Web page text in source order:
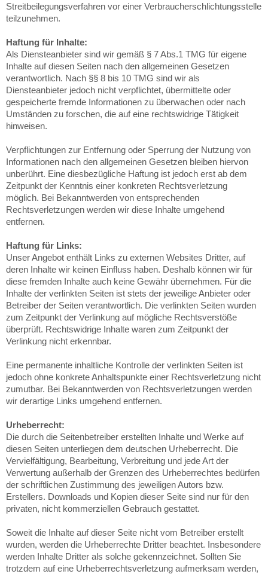
Streitbeilegungsverfahren vor einer Verbraucherschlichtungsstelle
teilzunehmen.
Haftung für Inhalte:
Als Diensteanbieter sind wir gemäß § 7 Abs.1 TMG für eigene
Inhalte auf diesen Seiten nach den allgemeinen Gesetzen
verantwortlich. Nach §§ 8 bis 10 TMG sind wir als
Diensteanbieter jedoch nicht verpflichtet, übermittelte oder
gespeicherte fremde Informationen zu überwachen oder nach
Umständen zu forschen, die auf eine rechtswidrige Tätigkeit
hinweisen.
Verpflichtungen zur Entfernung oder Sperrung der Nutzung von
Informationen nach den allgemeinen Gesetzen bleiben hiervon
unberührt. Eine diesbezügliche Haftung ist jedoch erst ab dem
Zeitpunkt der Kenntnis einer konkreten Rechtsverletzung
möglich. Bei Bekanntwerden von entsprechenden
Rechtsverletzungen werden wir diese Inhalte umgehend
entfernen.
Haftung für Links:
Unser Angebot enthält Links zu externen Websites Dritter, auf
deren Inhalte wir keinen Einfluss haben. Deshalb können wir für
diese fremden Inhalte auch keine Gewähr übernehmen. Für die
Inhalte der verlinkten Seiten ist stets der jeweilige Anbieter oder
Betreiber der Seiten verantwortlich. Die verlinkten Seiten wurden
zum Zeitpunkt der Verlinkung auf mögliche Rechtsverstöße
überprüft. Rechtswidrige Inhalte waren zum Zeitpunkt der
Verlinkung nicht erkennbar.
Eine permanente inhaltliche Kontrolle der verlinkten Seiten ist
jedoch ohne konkrete Anhaltspunkte einer Rechtsverletzung nicht
zumutbar. Bei Bekanntwerden von Rechtsverletzungen werden
wir derartige Links umgehend entfernen.
Urheberrecht:
Die durch die Seitenbetreiber erstellten Inhalte und Werke auf
diesen Seiten unterliegen dem deutschen Urheberrecht. Die
Vervielfältigung, Bearbeitung, Verbreitung und jede Art der
Verwertung außerhalb der Grenzen des Urheberrechtes bedürfen
der schriftlichen Zustimmung des jeweiligen Autors bzw.
Erstellers. Downloads und Kopien dieser Seite sind nur für den
privaten, nicht kommerziellen Gebrauch gestattet.
Soweit die Inhalte auf dieser Seite nicht vom Betreiber erstellt
wurden, werden die Urheberrechte Dritter beachtet. Insbesondere
werden Inhalte Dritter als solche gekennzeichnet. Sollten Sie
trotzdem auf eine Urheberrechtsverletzung aufmerksam werden,